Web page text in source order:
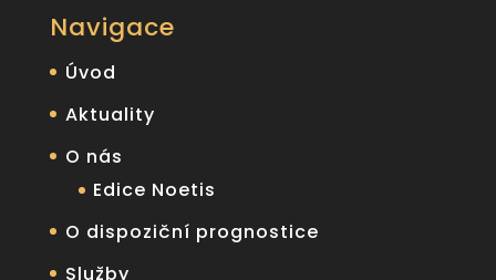
Navigace
Úvod
Aktuality
O nás
Edice Noetis
O dispoziční prognostice
Služby